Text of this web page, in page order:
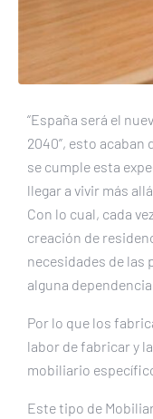
“España será el
2040”, esto
se cumple esta
llegar a vivir más
Con lo cual, cada
creación de
necesidades de las
alguna dependencia.
Por lo que los
labor de fabricar y
mobiliario
Este tipo de